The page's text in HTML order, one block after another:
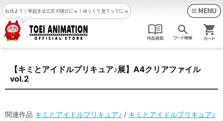
おはよう！早起きは三文の徳だにゃ！ ゆっくり見てってにゃ
【キミとアイドルプリキュア♪展】A4クリアファイル
vol.2
関連作品 キミとアイドルプリキュア♪ / キミとアイドルプリキュア♪